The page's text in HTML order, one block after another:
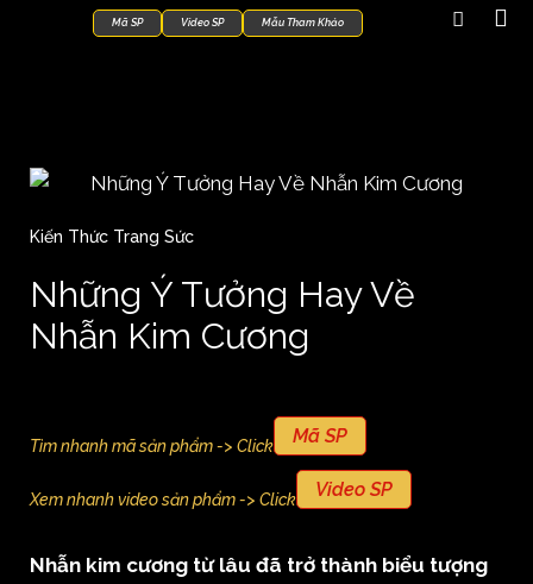
Mã SP Video SP Mẫu Tham Khảo
Kiến Thức Trang Sức
Những Ý Tưởng Hay Về
Nhẫn Kim Cương
Tìm nhanh mã sản phẩm -> Click Mã SP
Xem nhanh video sản phẩm -> Click Video SP
Nhẫn kim cương từ lâu đã trở thành biểu tượng